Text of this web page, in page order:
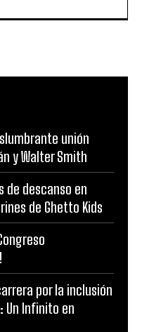
unión
y Walter Smith
de descanso en
de Ghetto Kids
por la inclusión
Un Infinito en